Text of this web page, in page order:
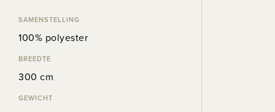
SAMENSTELLING
100% polyester
BREEDTE
300 cm
GEWICHT